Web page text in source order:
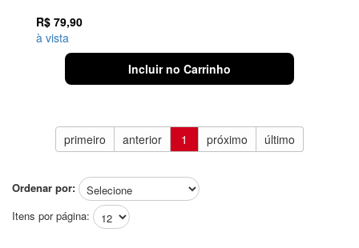
R$ 79,90
à vista
Incluir no Carrinho
primeiro anterior 1 próximo último
Ordenar por:
Itens por página: